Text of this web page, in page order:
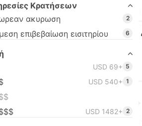
Κρατήσεων
ακυρωση
2
επιβεβαίωση εισιτηρίου 6
USD 69+ 5
USD 540+ 1
USD 1482+ 2